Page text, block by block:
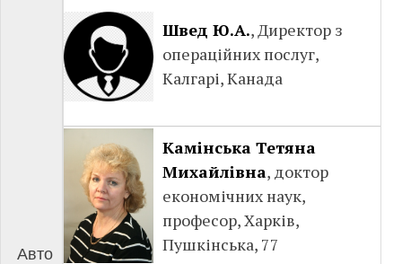
Авто
Швед Ю.А., Директор з
операційних послуг,
Калгарі, Канада
Камінська Тетяна
Михайлівна, доктор
економічних наук,
професор, Харків,
Пушкінська, 77